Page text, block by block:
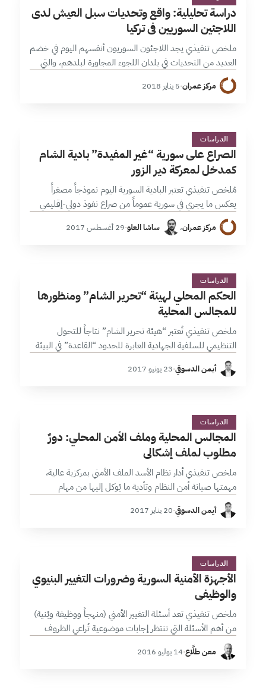
دراسة تحليلية: واقع وتحديات سبل العيش لدى
اللاجئين السوريين في تركيا
ملخص تنفيذي يجد اللاجئون السوريون أنفسهم اليوم في خضم
العديد من التحديات في بلدان اللجوء المجاورة لبلدهم، والتي
وإن اختلفت في بعض جزئياتها من حيث كيفية تعاملها مع
اللاجئين، إلا…
مركز عمران·5 يناير 2018
ا
31 دقائق
الدراسات
الصراع على سورية “غير المفيدة” بادية الشام
كمدخل لمعركة دير الزور
مُلخص تنفيذي تعتبر البادية السورية اليوم نموذجاً مصغراً
يعكس ما يجري في سورية عموماً من صراع نفوذ دولي-إقليمي
بأدوات محلية؛ والسباق المحموم بين تلك الأطراف للسيطرة
على الفراغ الاستراتيجي الذي…
مركز عمران، ساشا العلو·29 أغسطس 2017
ا
28 دقائق
الدراسات
الحكم المحلي لهيئة “تحرير الشام” ومنظورها
للمجالس المحلية
ملخص تنفيذي تُعتبر “هيئة تحرير الشام” نتاجاً للتحول
التنظيمي للسلفية الجهادية العابرة للحدود “القاعدة” في البيئة
المحلية السورية، وذلك بتفاعلها مع العناصر التالية: العلاقة
المعقدة مع المجتمع الدولي، التجربة “الجهادية…
أيمن الدسوقي·23 يونيو 2017
ا
29 دقائق
الدراسات
المجالس المحلية وملف الأمن المحلي: دورٌ
مطلوب لملف إشكالي
ملخص تنفيذي أدار نظام الأسد الملف الأمني بمركزية عالية،
مهمتها صيانة أمن النظام وتأدية ما يُوكل إليها من مهام
وظيفية، ورغم تفاخره بالقدرة على حفظ الأمن وسط بيئة
مضطربة أمنياً،…
أيمن الدسوقي·20 يناير 2017
ا
75 دقائق
الدراسات
الأجهزة الأمنية السورية وضرورات التغيير البنيوي
والوظيفي
ملخص تنفيذي تعد أسئلة التغيير الأمني (منهجاً ووظيفة وبُنية)
من أهم الأسئلة التي تنتظر إجابات موضوعية تُراعي الظروف
الناشئة وجملة المتغيرات المتسارعة التي تعصف بالجغرافية
السورية، ولأنها عملية معقدة فلن…
معن طلَّاع·14 يوليو 2016